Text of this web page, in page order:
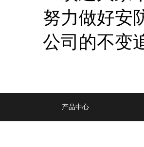
努力做好安
公司的不变
产品中心